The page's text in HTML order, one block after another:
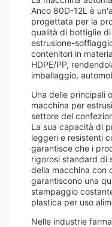
Anco 80D-12L è
progettata per la
qualità di bottiglie
estrusione-
contenitori in
HDPE/PP,
imballaggio,
Una delle principali
macchina per
settore del
La sua capacità di
leggeri e resistenti
garantisce che i
rigorosi standard di
della macchina con
garantiscono una
stampaggio
plastica per uso
Nelle industrie